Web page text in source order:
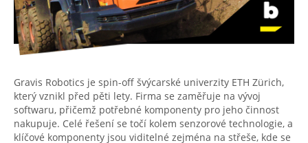
Gravis Robotics je spin-off švýcarské univerzity ETH Zürich,
který vznikl před pěti lety. Firma se zaměřuje na vývoj
softwaru, přičemž potřebné komponenty pro jeho činnost
nakupuje. Celé řešení se točí kolem senzorové technologie, a
klíčové komponenty jsou viditelné zejména na střeše, kde se